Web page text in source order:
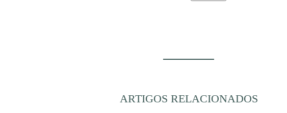
ARTIGOS RELACIONADOS